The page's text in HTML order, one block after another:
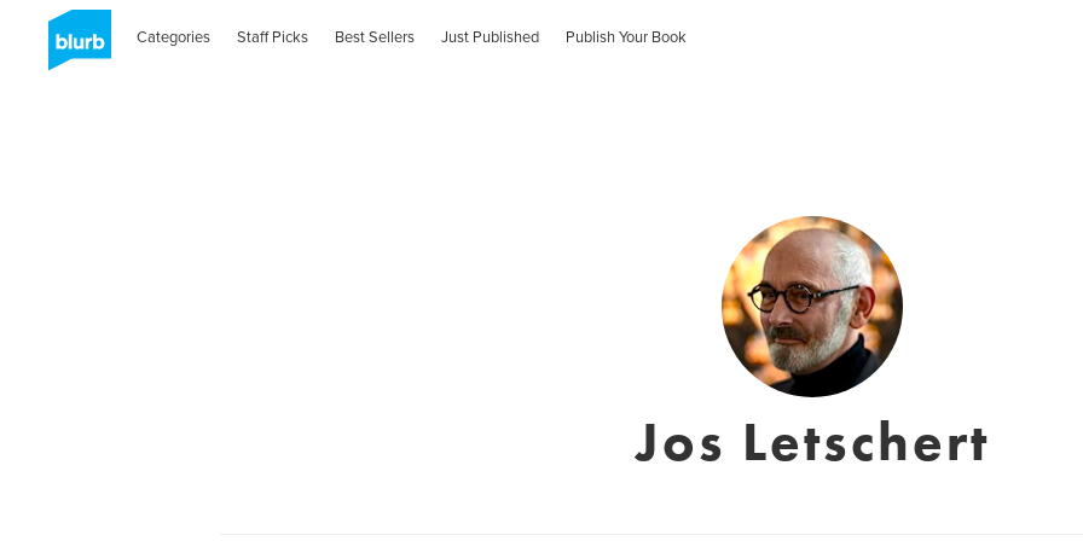
Categories Staff Picks Best Sellers Just Published Publish Your Book
Jos Letschert